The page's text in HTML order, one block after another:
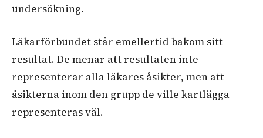
undersökning.
Läkarförbundet står emellertid bakom sitt
resultat. De menar att resultaten inte
representerar alla läkares åsikter, men att
åsikterna inom den grupp de ville kartlägga
representeras väl.